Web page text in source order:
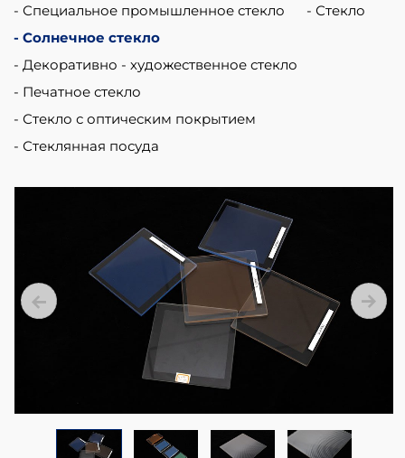
products
into
buildings.
Специальное промышленное стекло
Стекло
Солнечное стекло
Декоративно - художественное стекло
Печатное стекло
Стекло с оптическим покрытием
Стеклянная посуда